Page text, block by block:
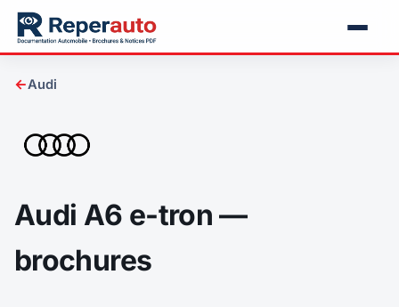
←Audi
Audi A6 e-tron —
brochures